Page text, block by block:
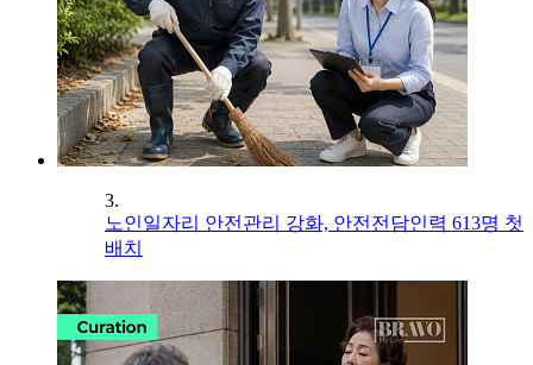
3.
노인일자리 안전관리 강화, 안전전담인력 613명 첫
배치